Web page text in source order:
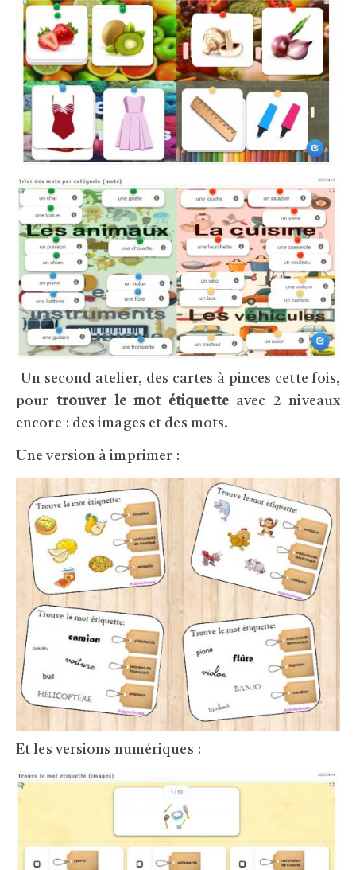
Un second atelier, des cartes à pinces cette fois,
pour trouver le mot étiquette avec 2 niveaux
encore : des images et des mots.
Une version à imprimer :
Et les versions numériques :